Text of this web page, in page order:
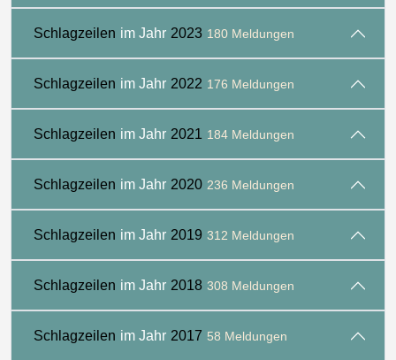
Schlagzeilen im Jahr 2023 180 Meldungen
Schlagzeilen im Jahr 2022 176 Meldungen
Schlagzeilen im Jahr 2021 184 Meldungen
Schlagzeilen im Jahr 2020 236 Meldungen
Schlagzeilen im Jahr 2019 312 Meldungen
Schlagzeilen im Jahr 2018 308 Meldungen
Schlagzeilen im Jahr 2017 58 Meldungen